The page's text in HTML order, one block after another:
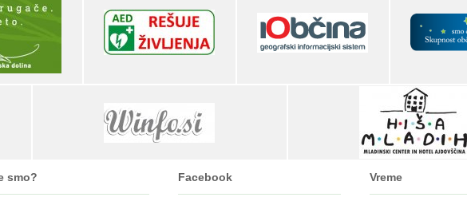
smo? Facebook Vreme